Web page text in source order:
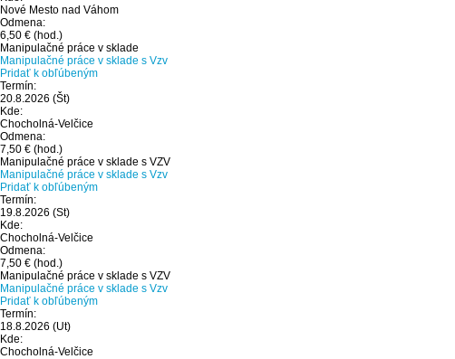
Nové Mesto nad Váhom
Odmena:
6,50 € (hod.)
Manipulačné práce v sklade
Manipulačné práce v sklade s Vzv
Pridať k obľúbeným
Termín:
20.8.2026 (Št)
Kde:
Chocholná-Velčice
Odmena:
7,50 € (hod.)
Manipulačné práce v sklade s VZV
Manipulačné práce v sklade s Vzv
Pridať k obľúbeným
Termín:
19.8.2026 (St)
Kde:
Chocholná-Velčice
Odmena:
7,50 € (hod.)
Manipulačné práce v sklade s VZV
Manipulačné práce v sklade s Vzv
Pridať k obľúbeným
Termín:
18.8.2026 (Ut)
Kde:
Chocholná-Velčice